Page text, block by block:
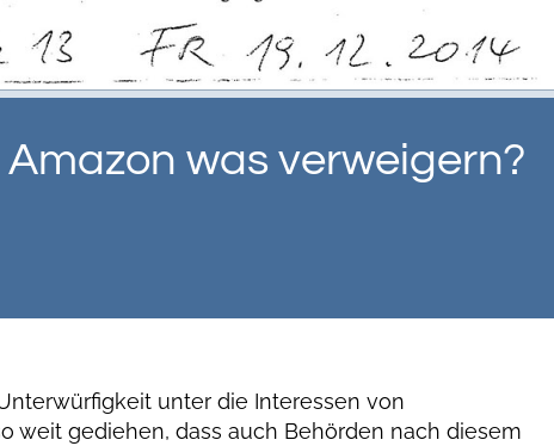
was verweigern?
unter die Interessen von
weit gediehen, dass auch Behörden nach diesem